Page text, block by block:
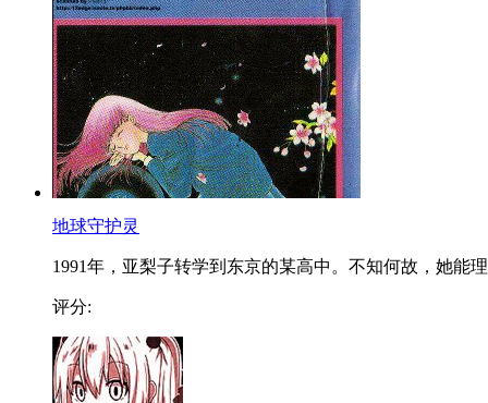
地球守护灵
1991年，亚梨子转学到东京的某高中。不知何故，她能
评分: